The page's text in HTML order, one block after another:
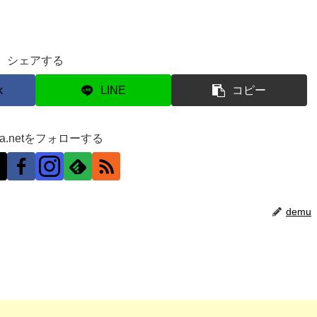
シェアする
LINE コピー
をフォローする
demu